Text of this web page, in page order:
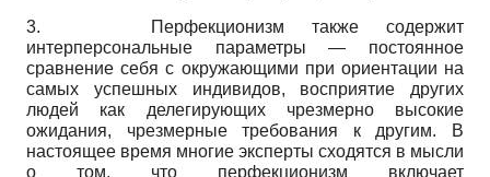
3.
Перфекционизм также содержит
интерперсональные параметры — постоянное
сравнение себя с окружающими при ориентации на
самых успешных индивидов, восприятие других
людей как делегирующих чрезмерно высокие
ожидания, чрезмерные требования к другим. В
настоящее время многие эксперты сходятся в мысли
о том, что перфекционизм включает